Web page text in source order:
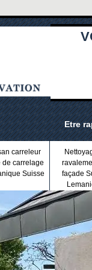
Etre
carreleur
de carrelage
Suisse
façade